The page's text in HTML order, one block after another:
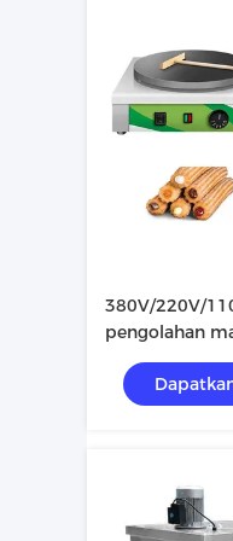
380V/220V/
pengolahan